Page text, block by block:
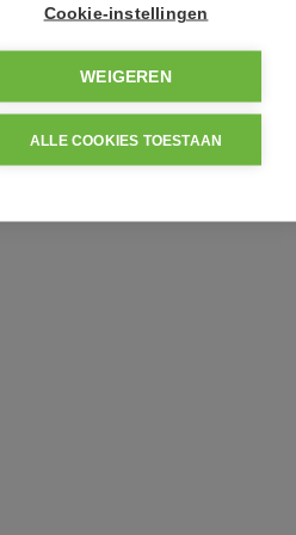
Cookie-instellingen
WEIGEREN
ALLE COOKIES TOESTAAN